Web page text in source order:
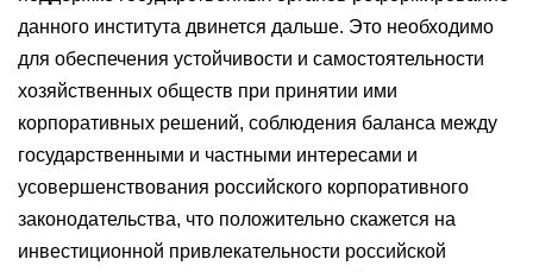
данного института двинется дальше. Это необходимо
для обеспечения устойчивости и самостоятельности
хозяйственных обществ при принятии ими
корпоративных решений, соблюдения баланса между
государственными и частными интересами и
усовершенствования российского корпоративного
законодательства, что положительно скажется на
инвестиционной привлекательности российской